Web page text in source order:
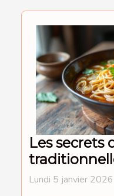
Les secrets
Lundi 5 janvier